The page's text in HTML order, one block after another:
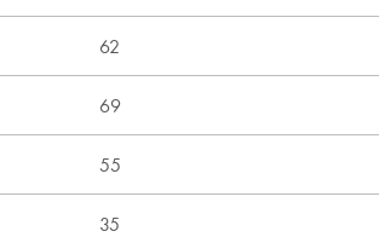
62
69
55
35